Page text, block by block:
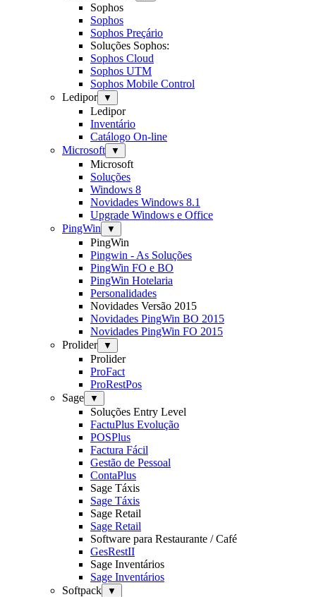
Sophos
Sophos
Sophos Preçário
Soluções Sophos:
Sophos Cloud
Sophos UTM
Sophos Mobile Control
Ledipor
▼
Ledipor
Inventário
Catálogo On-line
Microsoft
▼
Microsoft
Soluções
Windows 8
Novidades Windows 8.1
Upgrade Windows e Office
PingWin
▼
PingWin
Pingwin - As Soluções
PingWin FO e BO
PingWin Hotelaria
Personalidades
Novidades Versão 2015
Novidades PingWin BO 2015
Novidades PingWin FO 2015
Prolider
▼
Prolider
ProFact
ProRestPos
Sage
▼
Soluções Entry Level
FactuPlus Evolução
POSPlus
Factura Fácil
Gestão de Pessoal
ContaPlus
Sage Táxis
Sage Táxis
Sage Retail
Sage Retail
Software para Restaurante / Café
GesRestII
Sage Inventários
Sage Inventários
Softpack
▼